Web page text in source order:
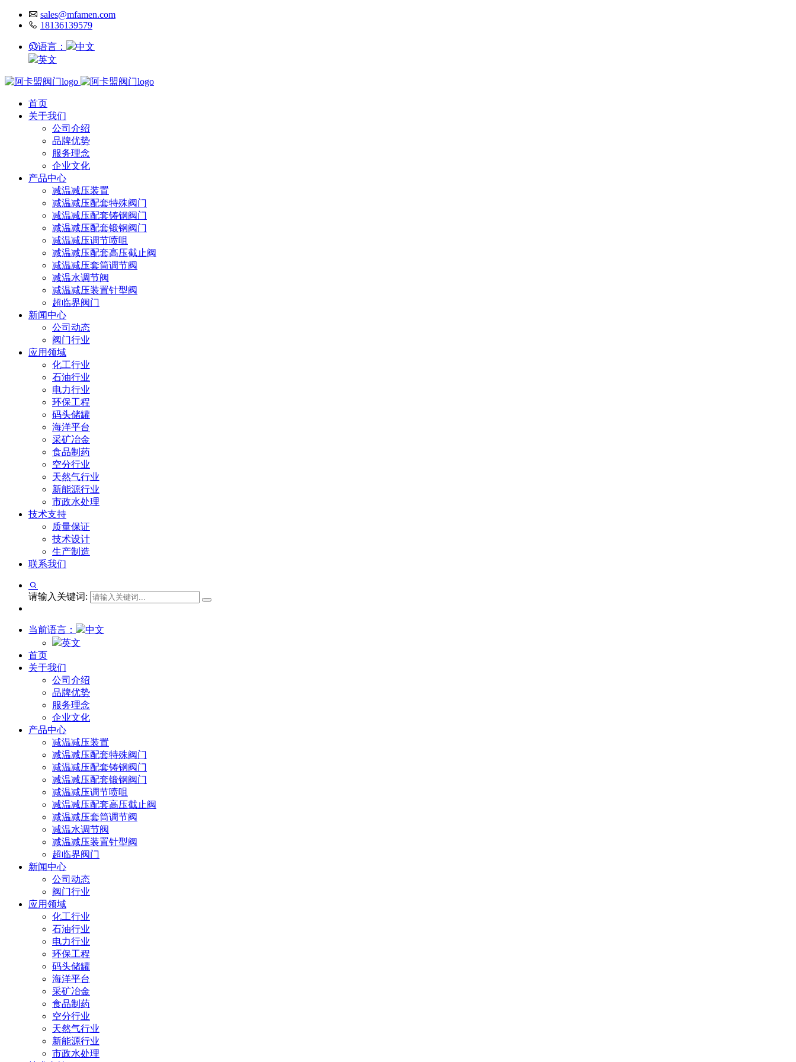
sales@mfamen.com
18136139579
语言：
中文
英文
首页
关于我们
公司介绍
品牌优势
服务理念
企业文化
产品中心
减温减压装置
减温减压配套特殊阀门
减温减压配套铸钢阀门
减温减压配套锻钢阀门
减温减压调节喷咀
减温减压配套高压截止阀
减温减压套筒调节阀
减温水调节阀
减温减压装置针型阀
超临界阀门
新闻中心
公司动态
阀门行业
应用领域
化工行业
石油行业
电力行业
环保工程
码头储罐
海洋平台
采矿冶金
食品制药
空分行业
天然气行业
新能源行业
市政水处理
技术支持
质量保证
技术设计
生产制造
联系我们
请输入关键词:
当前语言：
中文
英文
首页
关于我们
公司介绍
品牌优势
服务理念
企业文化
产品中心
减温减压装置
减温减压配套特殊阀门
减温减压配套铸钢阀门
减温减压配套锻钢阀门
减温减压调节喷咀
减温减压配套高压截止阀
减温减压套筒调节阀
减温水调节阀
减温减压装置针型阀
超临界阀门
新闻中心
公司动态
阀门行业
应用领域
化工行业
石油行业
电力行业
环保工程
码头储罐
海洋平台
采矿冶金
食品制药
空分行业
天然气行业
新能源行业
市政水处理